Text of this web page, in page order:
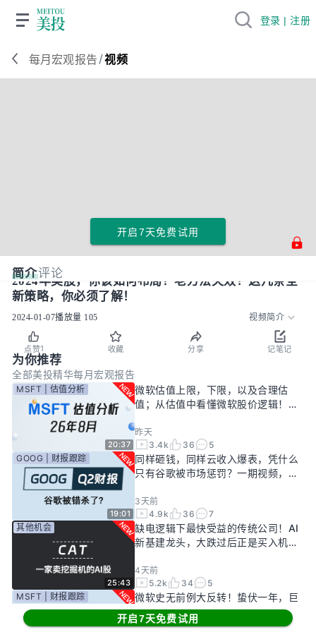
每月宏观报告 /视频
开启7天免费试用
简介评论
2024年美股，你该如何布局？老方法失效！这几条全
新策略，你必须了解！
2024-01-07播放量 105 视频简介
点赞1 收藏 分享 记笔记
为你推荐
全部美投精华每月宏观报告
20:37
MSFT | 估值分析
微软估值上限，下限，以及合理估
值；从估值中看懂微软股价逻辑！
昨天
3.4k
36 5
19:01
GOOG | 财报跟踪
同样砸钱，同样云收入爆表，凭什么
只有谷歌被市场惩罚？一期视频，告
3天前
4.9k
36 7
25:43
其他机会
缺电逻辑下最快受益的传统公司！AI
新基建龙头，大跌过后正是买入机
4天前
5.2k
34
5
MSFT | 财报跟踪
微软史无前例大反转！蛰伏一年，巨
头终于准备好起飞了？
开启7天免费试用
登录 | 注册